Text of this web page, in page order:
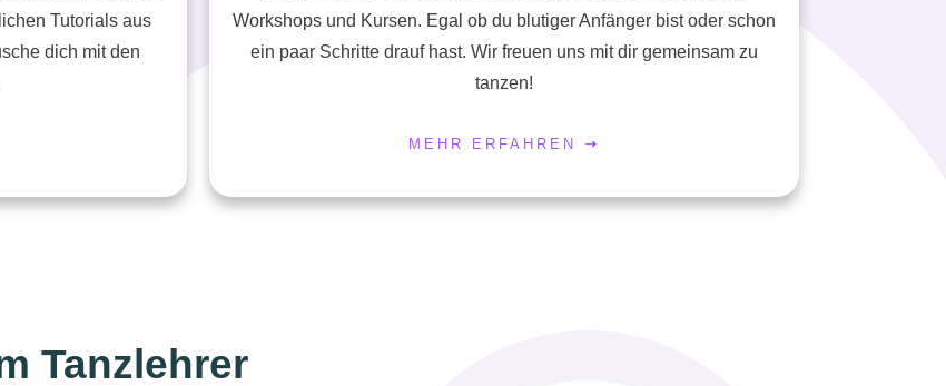
Tutorials aus
dich mit den
Workshops und Kursen. Egal ob du blutiger Anfänger bist oder schon
ein paar Schritte drauf hast. Wir freuen uns mit dir gemeinsam zu
tanzen!
MEHR ERFAHREN ➝
Tanzlehrer